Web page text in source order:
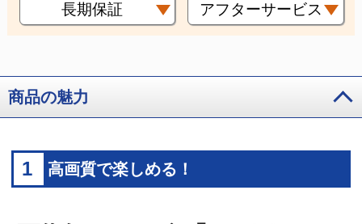
長期保証 アフターサービス
商品の魅力
1 高画質で楽しめる！